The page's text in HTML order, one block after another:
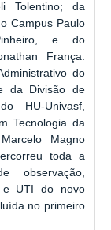
Tolentino; da
Campus Paulo
e do
França.
do
da Divisão de
do HU-Univasf,
Tecnologia da
Magno
toda a
observação,
e UTI do novo
no primeiro